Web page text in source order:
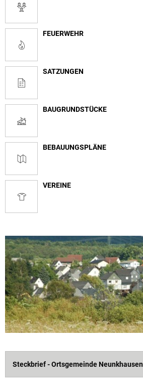
FEUERWEHR
SATZUNGEN
BAUGRUNDSTÜCKE
BEBAUUNGSPLÄNE
VEREINE
Steckbrief - Ortsgemeinde Neunkhausen